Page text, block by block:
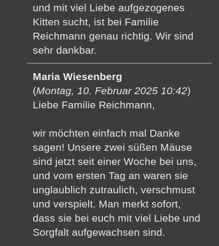
und mit viel Liebe aufgezogenes
Kitten sucht, ist bei Familie
Reichmann genau richtig. Wir sind
sehr dankbar.
Maria Wiesenberg
(Montag, 10. Februar 2025 10:42)
Liebe Familie Reichmann,
wir möchten einfach mal Danke
sagen! Unsere zwei süßen Mäuse
sind jetzt seit einer Woche bei uns,
und vom ersten Tag an waren sie
unglaublich zutraulich, verschmust
und verspielt. Man merkt sofort,
dass sie bei euch mit viel Liebe und
Sorgfalt aufgewachsen sind.